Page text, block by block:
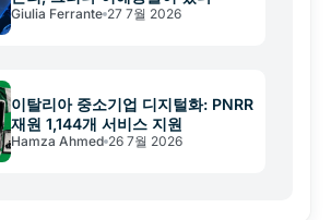
Giulia Ferrante 27 7월 2026
이탈리아 중소기업 디지털화: PNRR
재원 1,144개 서비스 지원
Hamza Ahmed 26 7월 2026